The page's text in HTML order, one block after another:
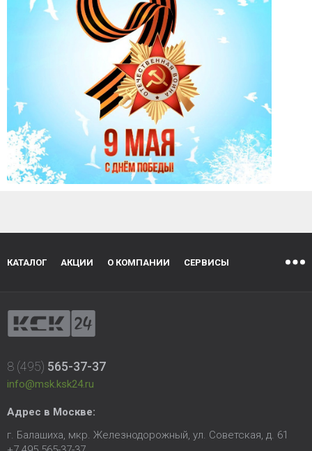
КАТАЛОГ АКЦИИ О КОМПАНИИ СЕРВИСЫ
8 (495) 565-37-37
info@msk.ksk24.ru
Адрес в Москве:
г. Балашиха, мкр. Железнодорожный, ул. Советская, д. 61